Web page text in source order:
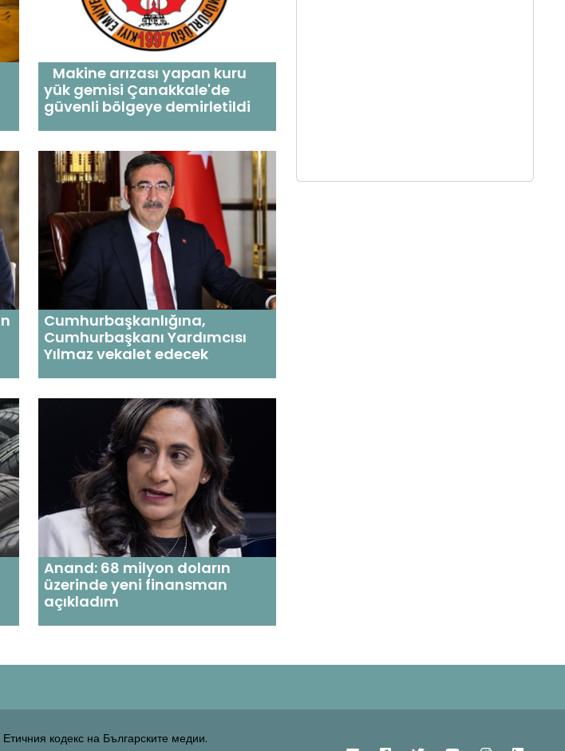
Makine arızası yapan kuru
yük gemisi Çanakkale'de
güvenli bölgeye demirletildi
Cumhurbaşkanlığına,
Cumhurbaşkanı Yardımcısı
Yılmaz vekalet edecek
Anand: 68 milyon doların
üzerinde yeni finansman
açıkladım
кодекс на Българските медии.